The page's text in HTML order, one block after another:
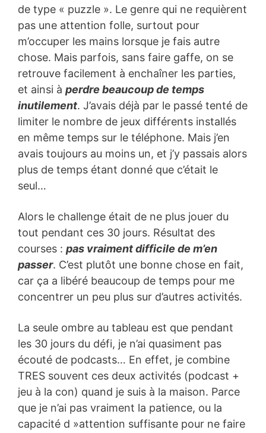
de type « puzzle ». Le genre qui ne requièrent
pas une attention folle, surtout pour
m’occuper les mains lorsque je fais autre
chose. Mais parfois, sans faire gaffe, on se
retrouve facilement à enchaîner les parties,
et ainsi à perdre beaucoup de temps
inutilement. J’avais déjà par le passé tenté de
limiter le nombre de jeux différents installés
en même temps sur le téléphone. Mais j’en
avais toujours au moins un, et j’y passais alors
plus de temps étant donné que c’était le
seul…
Alors le challenge était de ne plus jouer du
tout pendant ces 30 jours. Résultat des
courses : pas vraiment difficile de m’en
passer. C’est plutôt une bonne chose en fait,
car ça a libéré beaucoup de temps pour me
concentrer un peu plus sur d’autres activités.
La seule ombre au tableau est que pendant
les 30 jours du défi, je n’ai quasiment pas
écouté de podcasts… En effet, je combine
TRES souvent ces deux activités (podcast +
jeu à la con) quand je suis à la maison. Parce
que je n’ai pas vraiment la patience, ou la
capacité d »attention suffisante pour ne faire